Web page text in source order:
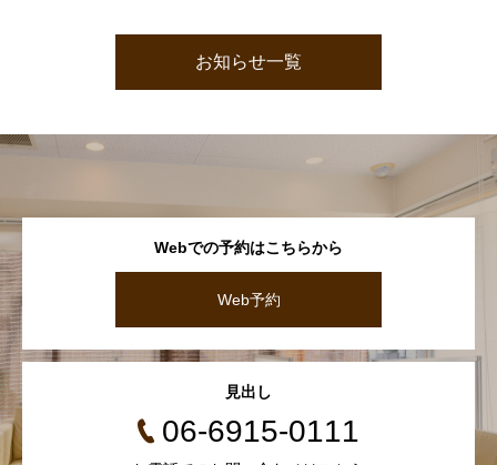
お知らせ一覧
Webでの予約はこちらから
Web予約
見出し
06-6915-0111